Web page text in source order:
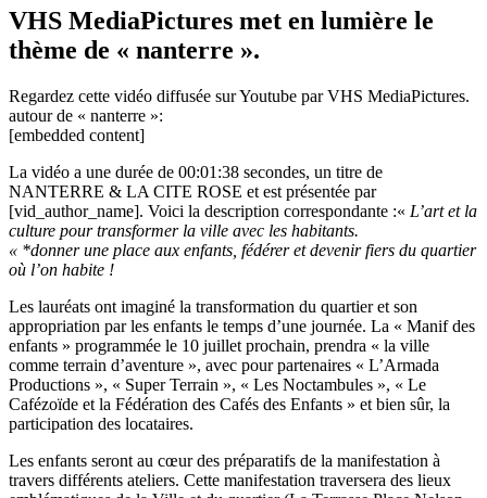
VHS MediaPictures met en lumière le
thème de « nanterre ».
Regardez cette vidéo diffusée sur Youtube par VHS MediaPictures.
autour de « nanterre »:
[embedded content]
La vidéo a une durée de 00:01:38 secondes, un titre de
NANTERRE & LA CITE ROSE et est présentée par
[vid_author_name]. Voici la description correspondante :« L’art et la
culture pour transformer la ville avec les habitants.
« *donner une place aux enfants, fédérer et devenir fiers du quartier
où l’on habite !
Les lauréats ont imaginé la transformation du quartier et son
appropriation par les enfants le temps d’une journée. La « Manif des
enfants » programmée le 10 juillet prochain, prendra « la ville
comme terrain d’aventure », avec pour partenaires « L’Armada
Productions », « Super Terrain », « Les Noctambules », « Le
Cafézoïde et la Fédération des Cafés des Enfants » et bien sûr, la
participation des locataires.
Les enfants seront au cœur des préparatifs de la manifestation à
travers différents ateliers. Cette manifestation traversera des lieux